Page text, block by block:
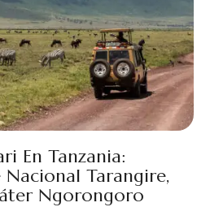
En Tanzania:
Nacional Tarangire,
Ngorongoro